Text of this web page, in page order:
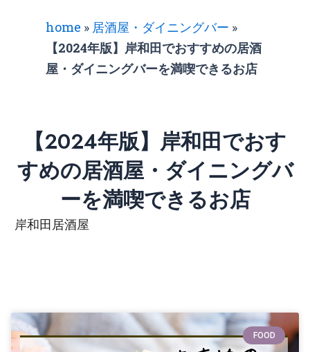
home » 居酒屋・ダイニングバー »
【2024年版】岸和田でおすすめの居酒
屋・ダイニングバーを満喫できるお店
【2024年版】岸和田でおす
すめの居酒屋・ダイニングバ
ーを満喫できるお店
岸和田居酒屋
FOOD